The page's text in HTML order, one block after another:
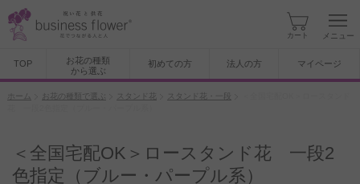
カート メニュー
TOP
お花の種類
から選ぶ
初めての方 法人の方 マイページ
ホーム お花の種類で選ぶ スタンド花 スタンド花・一段
＜全国宅配OK＞ロースタンド花 一段2
色指定（ブルー・パープル系）